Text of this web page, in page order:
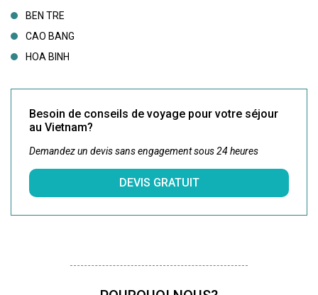
BEN TRE
CAO BANG
HOA BINH
Besoin de conseils de voyage pour votre séjour
au Vietnam?
Demandez un devis sans engagement sous 24 heures
DEVIS GRATUIT